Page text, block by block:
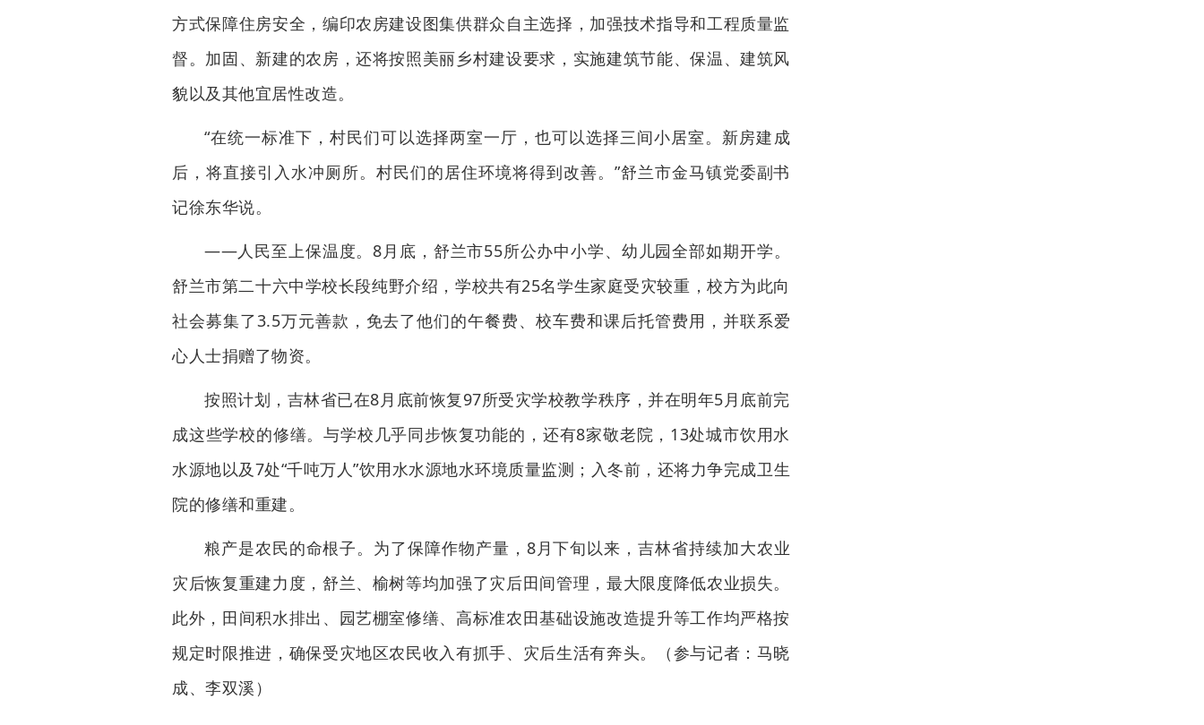
方式保障住房安全，编印农房建设图集供群众自主选择，加强技术指导和工程质量监
督。加固、新建的农房，还将按照美丽乡村建设要求，实施建筑节能、保温、建筑风
貌以及其他宜居性改造。
“在统一标准下，村民们可以选择两室一厅，也可以选择三间小居室。新房建成
后，将直接引入水冲厕所。村民们的居住环境将得到改善。”舒兰市金马镇党委副书
记徐东华说。
——人民至上保温度。8月底，舒兰市55所公办中小学、幼儿园全部如期开学。
舒兰市第二十六中学校长段纯野介绍，学校共有25名学生家庭受灾较重，校方为此向
社会募集了3.5万元善款，免去了他们的午餐费、校车费和课后托管费用，并联系爱
心人士捐赠了物资。
按照计划，吉林省已在8月底前恢复97所受灾学校教学秩序，并在明年5月底前完
成这些学校的修缮。与学校几乎同步恢复功能的，还有8家敬老院，13处城市饮用水
水源地以及7处“千吨万人”饮用水水源地水环境质量监测；入冬前，还将力争完成卫生
院的修缮和重建。
粮产是农民的命根子。为了保障作物产量，8月下旬以来，吉林省持续加大农业
灾后恢复重建力度，舒兰、榆树等均加强了灾后田间管理，最大限度降低农业损失。
此外，田间积水排出、园艺棚室修缮、高标准农田基础设施改造提升等工作均严格按
规定时限推进，确保受灾地区农民收入有抓手、灾后生活有奔头。（参与记者：马晓
成、李双溪）